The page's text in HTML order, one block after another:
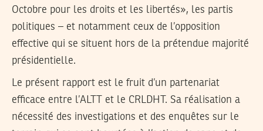
Octobre pour les droits et les libertés», les partis
politiques – et notamment ceux de l’opposition
effective qui se situent hors de la prétendue majorité
présidentielle.
Le présent rapport est le fruit d’un partenariat
efficace entre l’ALTT et le CRLDHT. Sa réalisation a
nécessité des investigations et des enquêtes sur le